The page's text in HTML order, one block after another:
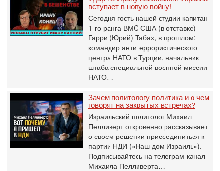
вступает в новую войну!
Сегодня гость нашей студии капитан
1-го ранга ВМC США (в отставке)
Гарри (Юрий) Табах, в прошлом:
командир антитеррористического
центра НАТО в Турции, начальник
штаба специальной военной миссии
НАТО…
Зачем политологу политика и о чем
говорят на закрытых встречах?
Израильский политолог Михаил
Пелливерт откровенно рассказывает
о своем решении присоединиться к
партии НДИ («Наш дом Израиль»).
Подписывайтесь на телеграм-канал
Михаила Пелливерта…